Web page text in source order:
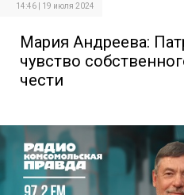
14:46 | 19 июля 2024
Мария Андреева:
чувство
чести